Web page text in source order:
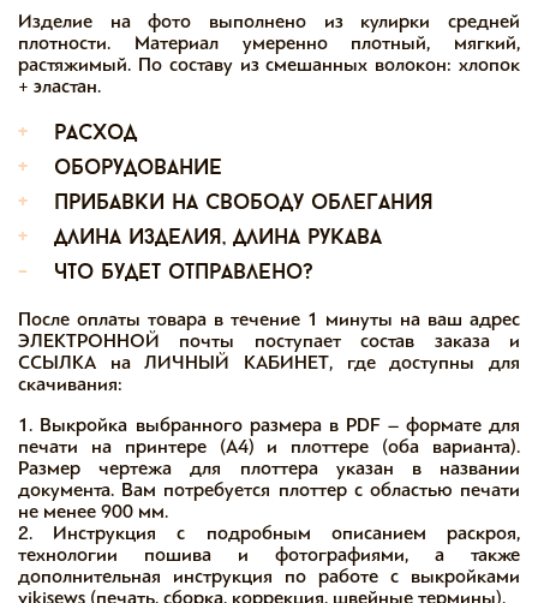
Изделие на фото выполнено из кулирки средней
плотности. Материал умеренно плотный, мягкий,
растяжимый. По составу из смешанных волокон: хлопок
+ эластан.
+
расход
+
оборудование
+
прибавки на свободу облегания
+
длина изделия, длина рукава
-
что будет отправлено?
После оплаты товара в течение 1 минуты на ваш адрес
ЭЛЕКТРОННОЙ почты поступает состав заказа и
ССЫЛКА на ЛИЧНЫЙ КАБИНЕТ, где доступны для
скачивания:
1. Выкройка выбранного размера в PDF – формате для
печати на принтере (А4) и плоттере (оба варианта).
Размер чертежа для плоттера указан в названии
документа. Вам потребуется плоттер с областью печати
не менее 900 мм.
2. Инструкция с подробным описанием раскроя,
технологии пошива и фотографиями, а также
дополнительная инструкция по работе с выкройками
vikisews (печать, сборка, коррекция, швейные термины).